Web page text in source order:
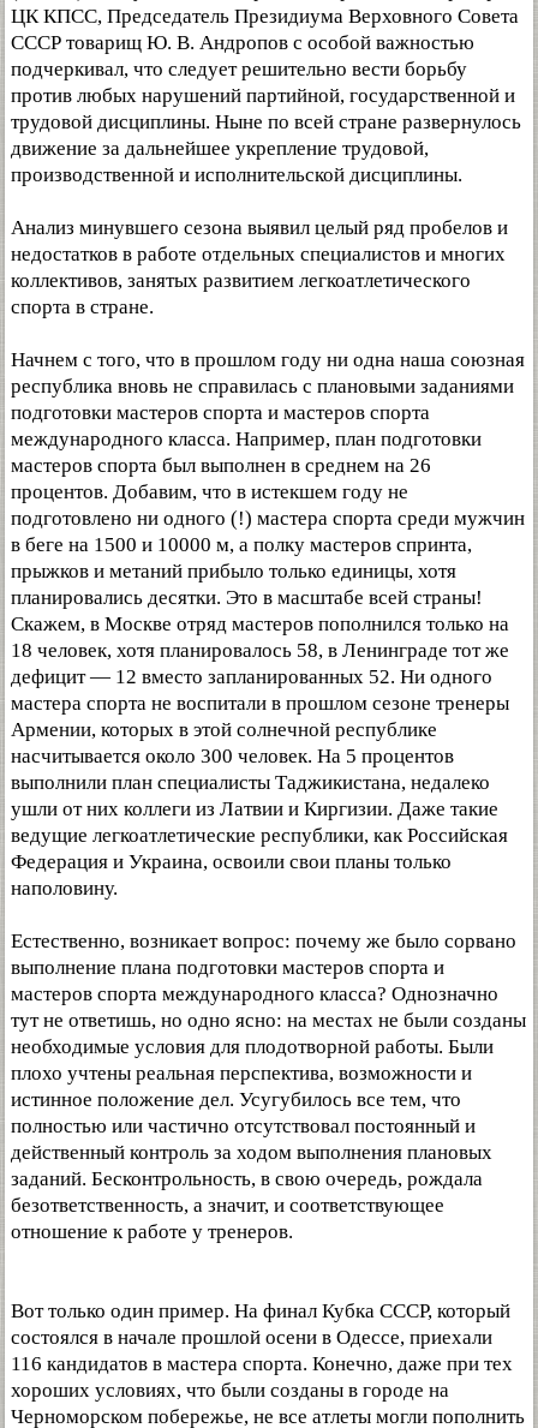
ЦК КПСС, Председатель Президиума Верховного Совета
СССР товарищ Ю. В. Андропов с особой важностью
подчеркивал, что следует решительно вести борьбу
против любых нарушений партийной, государственной и
трудовой дисциплины. Ныне по всей стране развернулось
движение за дальнейшее укрепление трудовой,
производственной и исполнительской дисциплины.
Анализ минувшего сезона выявил целый ряд пробелов и
недостатков в работе отдельных специалистов и многих
коллективов, занятых развитием легкоатлетического
спорта в стране.
Начнем с того, что в прошлом году ни одна наша союзная
республика вновь не справилась с плановыми заданиями
подготовки мастеров спорта и мастеров спорта
международного класса. Например, план подготовки
мастеров спорта был выполнен в среднем на 26
процентов. Добавим, что в истекшем году не
подготовлено ни одного (!) мастера спорта среди мужчин
в беге на 1500 и 10000 м, а полку мастеров спринта,
прыжков и метаний прибыло только единицы, хотя
планировались десятки. Это в масштабе всей страны!
Скажем, в Москве отряд мастеров пополнился только на
18 человек, хотя планировалось 58, в Ленинграде тот же
дефицит — 12 вместо запланированных 52. Ни одного
мастера спорта не воспитали в прошлом сезоне тренеры
Армении, которых в этой солнечной республике
насчитывается около 300 человек. На 5 процентов
выполнили план специалисты Таджикистана, недалеко
ушли от них коллеги из Латвии и Киргизии. Даже такие
ведущие легкоатлетические республики, как Российская
Федерация и Украина, освоили свои планы только
наполовину.
Естественно, возникает вопрос: почему же было сорвано
выполнение плана подготовки мастеров спорта и
мастеров спорта международного класса? Однозначно
тут не ответишь, но одно ясно: на местах не были созданы
необходимые условия для плодотворной работы. Были
плохо учтены реальная перспектива, возможности и
истинное положение дел. Усугубилось все тем, что
полностью или частично отсутствовал постоянный и
действенный контроль за ходом выполнения плановых
заданий. Бесконтрольность, в свою очередь, рождала
безответственность, а значит, и соответствующее
отношение к работе у тренеров.
Вот только один пример. На финал Кубка СССР, который
состоялся в начале прошлой осени в Одессе, приехали
116 кандидатов в мастера спорта. Конечно, даже при тех
хороших условиях, что были созданы в городе на
Черноморском побережье, не все атлеты могли пополнить